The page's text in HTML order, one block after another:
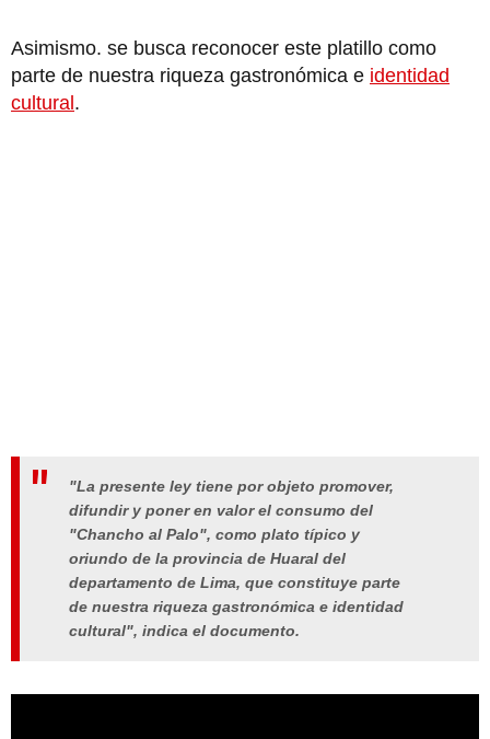
Asimismo. se busca reconocer este platillo como
parte de nuestra riqueza gastronómica e identidad
cultural.
"La presente ley tiene por objeto promover,
difundir y poner en valor el consumo del
"Chancho al Palo", como plato típico y
oriundo de la provincia de Huaral del
departamento de Lima, que constituye parte
de nuestra riqueza gastronómica e identidad
cultural", indica el documento.